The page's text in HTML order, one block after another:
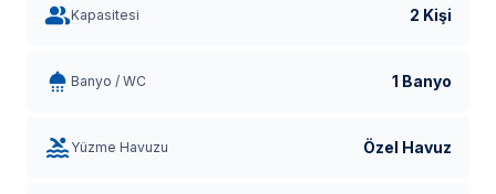
Kapasitesi 2 Kişi
Banyo / WC 1 Banyo
Yüzme Havuzu Özel Havuz